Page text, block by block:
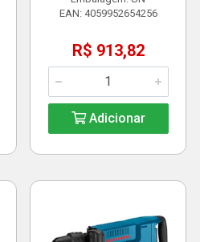
EAN: 4059952654256
R$ 913,82
Adicionar